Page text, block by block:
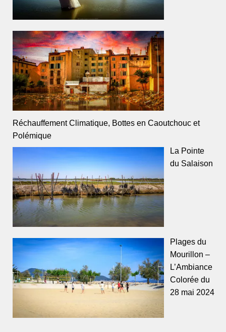
Réchauffement Climatique, Bottes en Caoutchouc et
Polémique
La Pointe
du Salaison
Plages du
Mourillon –
L’Ambiance
Colorée du
28 mai 2024